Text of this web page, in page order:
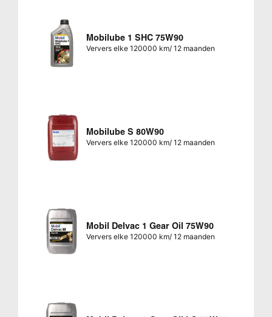
Mobilube 1 SHC 75W90
Ververs elke 120000 km/ 12 maanden
Mobilube S 80W90
Ververs elke 120000 km/ 12 maanden
Mobil Delvac 1 Gear Oil 75W90
Ververs elke 120000 km/ 12 maanden